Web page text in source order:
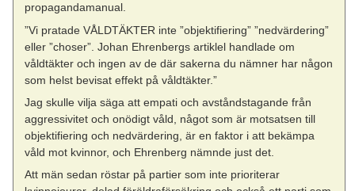
propagandamanual.
”Vi pratade VÅLDTÄKTER inte ”objektifiering” ”nedvärdering”
eller ”choser”. Johan Ehrenbergs artiklel handlade om
våldtäkter och ingen av de där sakerna du nämner har någon
som helst bevisat effekt på våldtäkter.”
Jag skulle vilja säga att empati och avståndstagande från
aggressivitet och onödigt våld, något som är motsatsen till
objektifiering och nedvärdering, är en faktor i att bekämpa
våld mot kvinnor, och Ehrenberg nämnde just det.
Att män sedan röstar på partier som inte prioriterar